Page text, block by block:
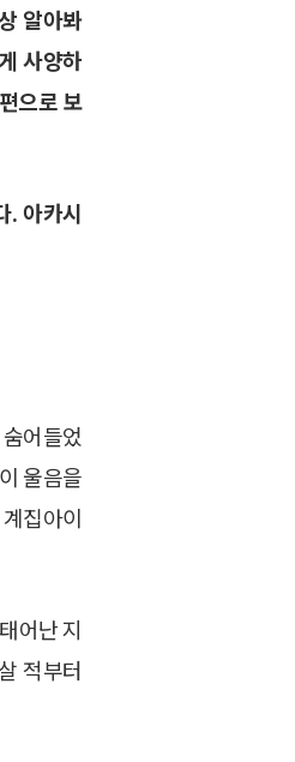
알아봐
사양하
으로 보
. 아카시
어들었
울음을
집아이
어난 지
적부터